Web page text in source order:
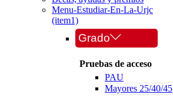
Menu-Estudiar-En-La-Urjc
(item1)
Grado
Pruebas de acceso
PAU
Mayores 25/40/45